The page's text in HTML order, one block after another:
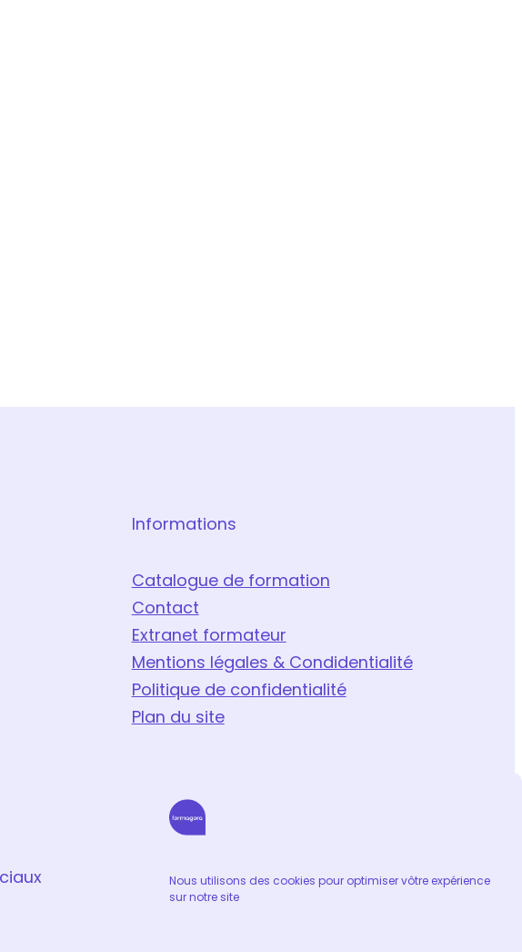
Nous utilisons des cookies pour optimiser vôtre expérience
sur notre site
Informations
Catalogue de formation
Contact
Extranet formateur
Mentions légales & Condidentialité
Politique de confidentialité
Plan du site